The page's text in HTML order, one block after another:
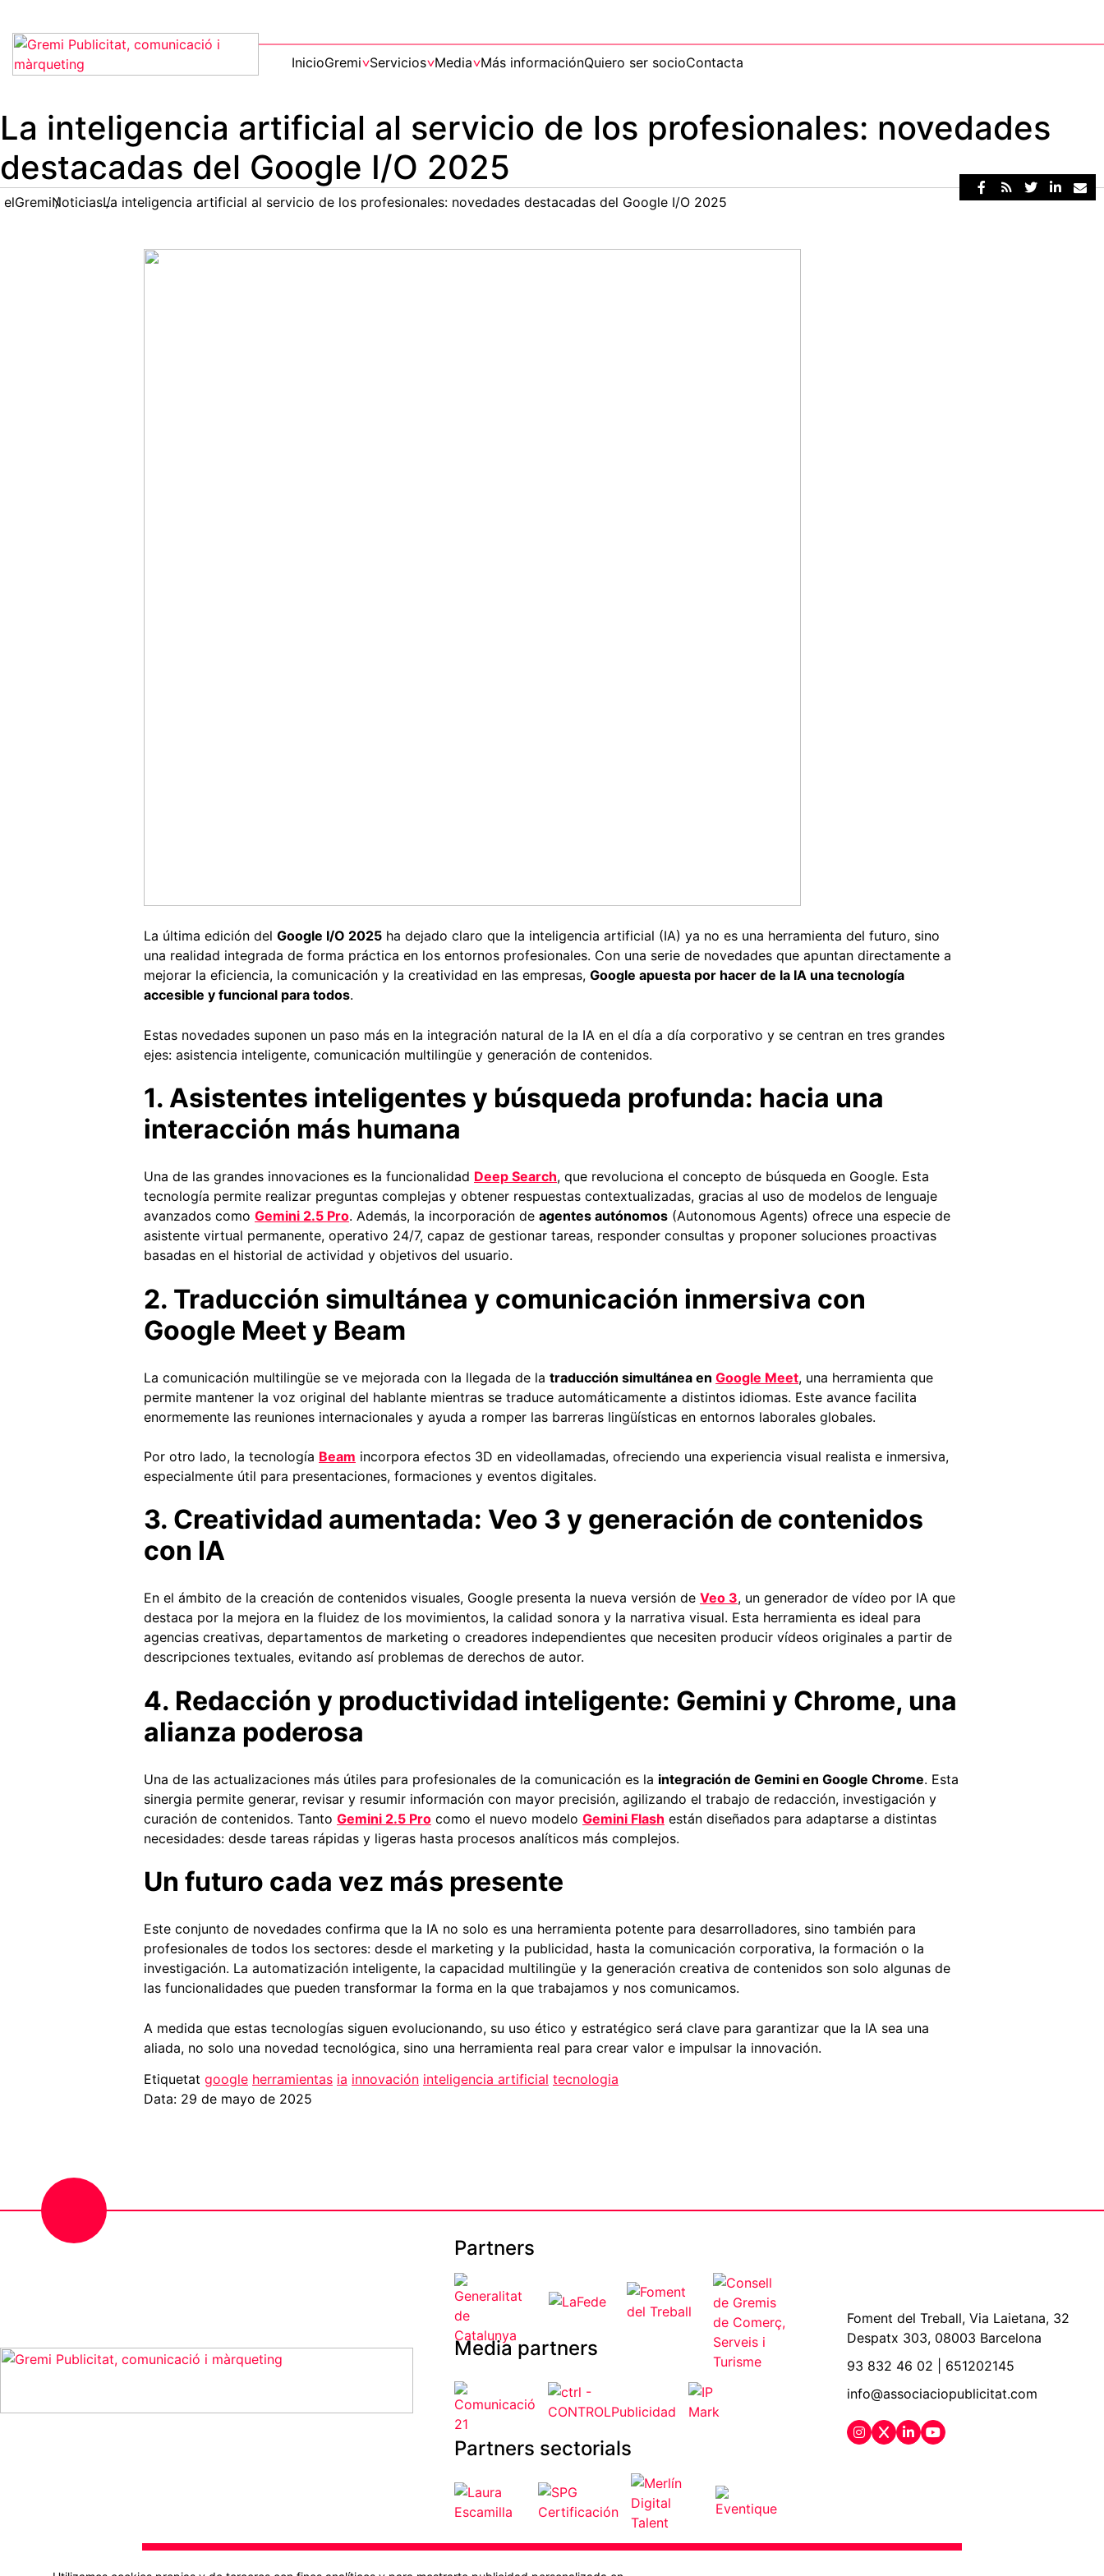
InicioGremi Servicios Media Más informaciónQuiero ser socioContacta
La inteligencia artificial al servicio de los profesionales: novedades
destacadas del Google I/O 2025
elGremiNoticiasLa inteligencia artificial al servicio de los profesionales: novedades destacadas del Google I/O 2025
La última edición del Google I/O 2025 ha dejado claro que la inteligencia artificial (IA) ya no es una herramienta del futuro, sino
una realidad integrada de forma práctica en los entornos profesionales. Con una serie de novedades que apuntan directamente a
mejorar la eficiencia, la comunicación y la creatividad en las empresas, Google apuesta por hacer de la IA una tecnología
accesible y funcional para todos.
Estas novedades suponen un paso más en la integración natural de la IA en el día a día corporativo y se centran en tres grandes
ejes: asistencia inteligente, comunicación multilingüe y generación de contenidos.
1. Asistentes inteligentes y búsqueda profunda: hacia una
interacción más humana
Una de las grandes innovaciones es la funcionalidad Deep Search, que revoluciona el concepto de búsqueda en Google. Esta
tecnología permite realizar preguntas complejas y obtener respuestas contextualizadas, gracias al uso de modelos de lenguaje
avanzados como Gemini 2.5 Pro. Además, la incorporación de agentes autónomos (Autonomous Agents) ofrece una especie de
asistente virtual permanente, operativo 24/7, capaz de gestionar tareas, responder consultas y proponer soluciones proactivas
basadas en el historial de actividad y objetivos del usuario.
2. Traducción simultánea y comunicación inmersiva con
Google Meet y Beam
La comunicación multilingüe se ve mejorada con la llegada de la traducción simultánea en Google Meet, una herramienta que
permite mantener la voz original del hablante mientras se traduce automáticamente a distintos idiomas. Este avance facilita
enormemente las reuniones internacionales y ayuda a romper las barreras lingüísticas en entornos laborales globales.
Por otro lado, la tecnología Beam incorpora efectos 3D en videollamadas, ofreciendo una experiencia visual realista e inmersiva,
especialmente útil para presentaciones, formaciones y eventos digitales.
3. Creatividad aumentada: Veo 3 y generación de contenidos
con IA
En el ámbito de la creación de contenidos visuales, Google presenta la nueva versión de Veo 3, un generador de vídeo por IA que
destaca por la mejora en la fluidez de los movimientos, la calidad sonora y la narrativa visual. Esta herramienta es ideal para
agencias creativas, departamentos de marketing o creadores independientes que necesiten producir vídeos originales a partir de
descripciones textuales, evitando así problemas de derechos de autor.
4. Redacción y productividad inteligente: Gemini y Chrome, una
alianza poderosa
Una de las actualizaciones más útiles para profesionales de la comunicación es la integración de Gemini en Google Chrome. Esta
sinergia permite generar, revisar y resumir información con mayor precisión, agilizando el trabajo de redacción, investigación y
curación de contenidos. Tanto Gemini 2.5 Pro como el nuevo modelo Gemini Flash están diseñados para adaptarse a distintas
necesidades: desde tareas rápidas y ligeras hasta procesos analíticos más complejos.
Un futuro cada vez más presente
Este conjunto de novedades confirma que la IA no solo es una herramienta potente para desarrolladores, sino también para
profesionales de todos los sectores: desde el marketing y la publicidad, hasta la comunicación corporativa, la formación o la
investigación. La automatización inteligente, la capacidad multilingüe y la generación creativa de contenidos son solo algunas de
las funcionalidades que pueden transformar la forma en la que trabajamos y nos comunicamos.
A medida que estas tecnologías siguen evolucionando, su uso ético y estratégico será clave para garantizar que la IA sea una
aliada, no solo una novedad tecnológica, sino una herramienta real para crear valor e impulsar la innovación.
Etiquetat google herramientas ia innovación inteligencia artificial tecnologia
Data: 29 de mayo de 2025
Partners
Media partners
Partners sectorials
Foment del Treball, Via Laietana, 32
Despatx 303, 08003 Barcelona
93 832 46 02
651202145
info@associaciopublicitat.com